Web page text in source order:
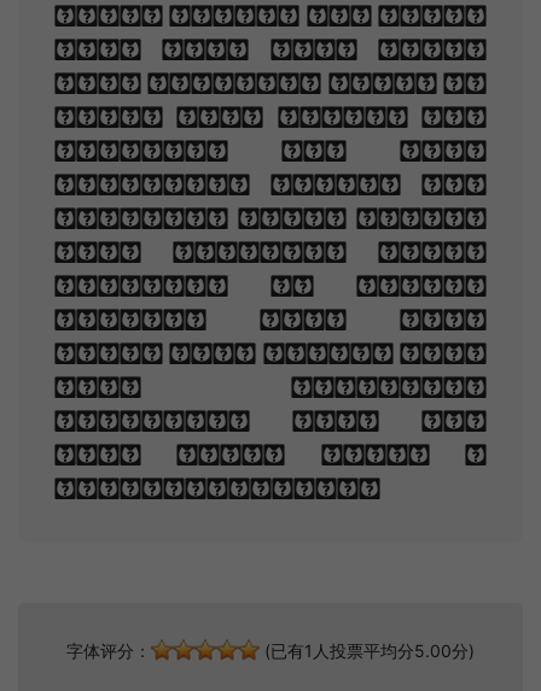
love false or true,
But one man loved
the pilgrim soul in
you, And loved the
sorrows of your
changing face. And
bending down beside
the glowing bars,
Murmur, a little
sadly, how Love
fled And paced upon
the mountains
overhead And hid
his face amid a
crowd of stars.
字体评分： (已有1人投票平均分5.00分)